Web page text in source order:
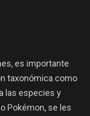
es importante
taxonómica como
las especies y
Pokémon, se les